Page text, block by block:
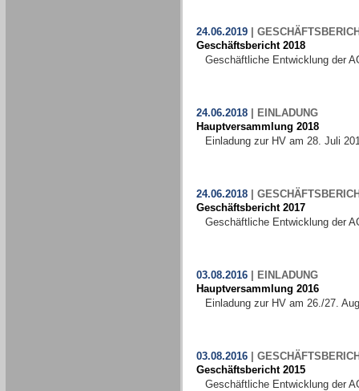
24.06.2019|
Geschäftsbericht 2018
Geschäftliche Entwicklung der
24.06.2018|
EINLADUNG
Hauptversammlung 2018
Einladung zur HV am 28. Juli
24.06.2018|
Geschäftsbericht 2017
Geschäftliche Entwicklung der
03.08.2016|
EINLADUNG
Hauptversammlung 2016
Einladung zur HV am 26./27.
03.08.2016|
Geschäftsbericht 2015
Geschäftliche Entwicklung der